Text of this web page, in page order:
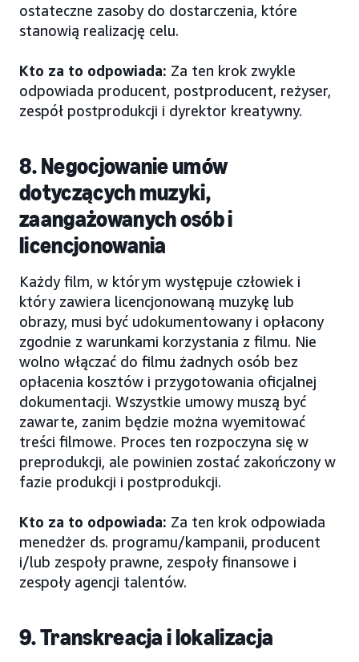
ostateczne zasoby do dostarczenia, które
stanowią realizację celu.
Kto za to odpowiada: Za ten krok zwykle
odpowiada producent, postproducent, reżyser,
zespół postprodukcji i dyrektor kreatywny.
8. Negocjowanie umów
dotyczących muzyki,
zaangażowanych osób i
licencjonowania
Każdy film, w którym występuje człowiek i
który zawiera licencjonowaną muzykę lub
obrazy, musi być udokumentowany i opłacony
zgodnie z warunkami korzystania z filmu. Nie
wolno włączać do filmu żadnych osób bez
opłacenia kosztów i przygotowania oficjalnej
dokumentacji. Wszystkie umowy muszą być
zawarte, zanim będzie można wyemitować
treści filmowe. Proces ten rozpoczyna się w
preprodukcji, ale powinien zostać zakończony w
fazie produkcji i postprodukcji.
Kto za to odpowiada: Za ten krok odpowiada
menedżer ds. programu/kampanii, producent
i/lub zespoły prawne, zespoły finansowe i
zespoły agencji talentów.
9. Transkreacja i lokalizacja